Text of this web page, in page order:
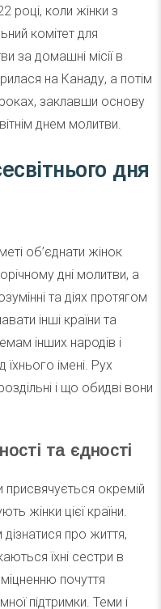
році, коли жінки з
комітет для
за домашні місії в
на Канаду, а потім
заклавши основу
днем молитви.
дня
об’єднати жінок
дні молитви, а
та діях протягом
інші країни та
інших народів і
імені. Рух
і що обидві вони
та єдності
окремій
жінки цієї країни.
про життя,
їхні сестри в
почуття
підтримки. Теми і